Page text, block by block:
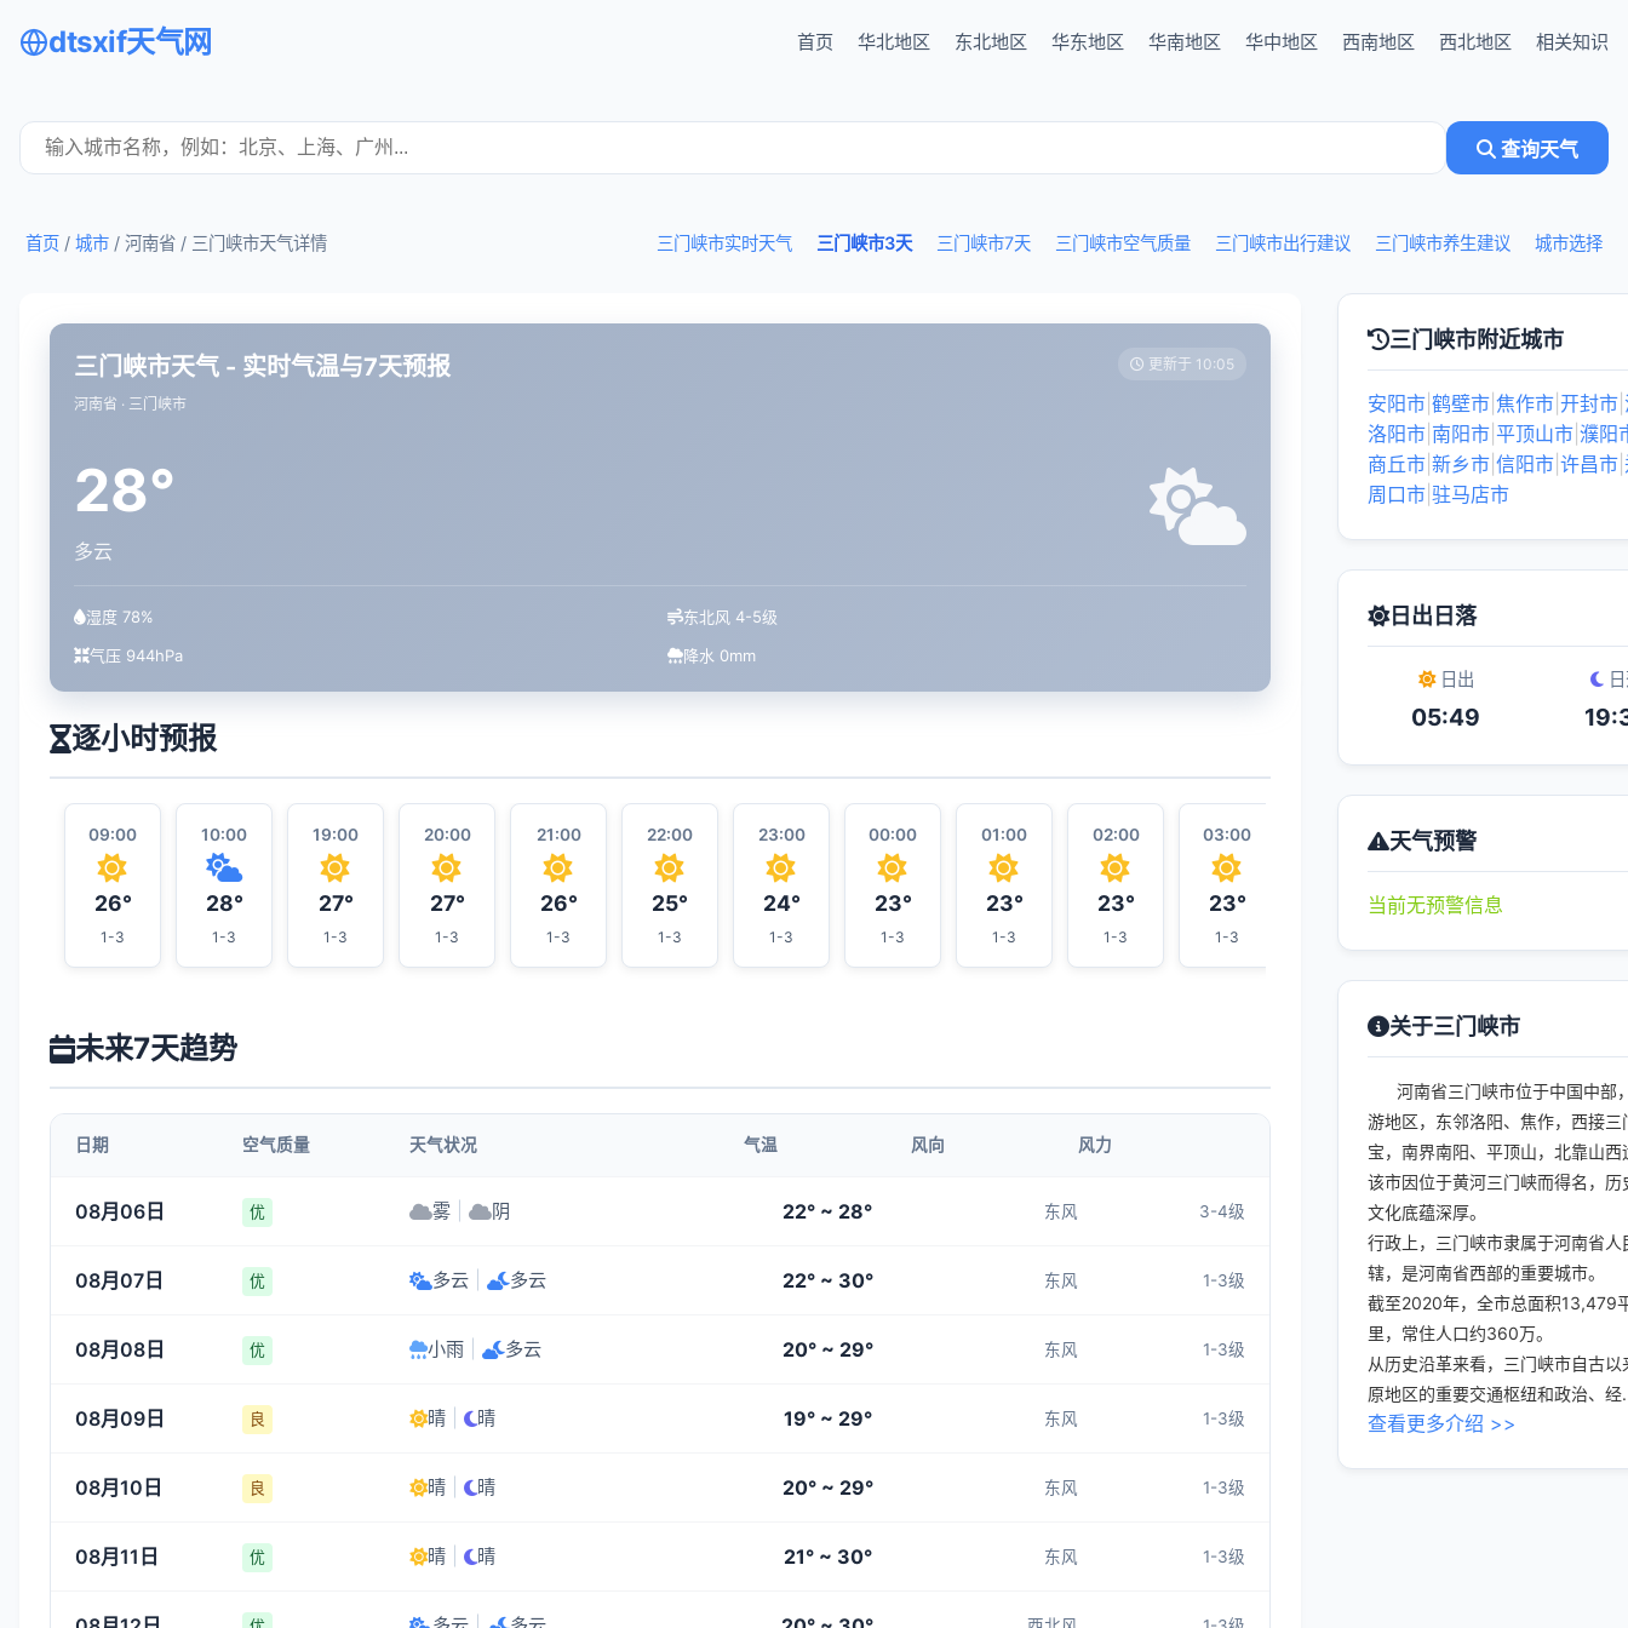
dtsxif天气网 首页 华北地区 东北地区 华东地区 华南地区 华中地区 西南地区 西北地区 相关知识
查询天气
三门峡市实时天气 三门峡市3天 三门峡市7天 三门峡市空气质量 三门峡市出行建议 三门峡市养生建议 城市选择
首页 / 城市 / 河南省 / 三门峡市天气详情
三门峡市天气 - 实时气温与7天预报
河南省 · 三门峡市
更新于 10:05
28°
多云
湿度 78%
东北风 4-5级
气压 944hPa
降水 0mm
逐小时预报
09:00
26°
1-3
10:00
28°
1-3
19:00
27°
1-3
20:00
27°
1-3
21:00
26°
1-3
22:00
25°
1-3
23:00
24°
1-3
00:00
23°
1-3
01:00
23°
1-3
02:00
23°
1-3
03:00
23°
1-3
11:00
29°
未来7天趋势
日期 空气质量 天气状况 气温 风向 风力
08月06日 优 雾 阴 22° ~ 28° 东风 3-4级
08月07日 优 多云 多云 22° ~ 30° 东风 1-3级
08月08日 优 小雨 多云 20° ~ 29° 东风 1-3级
08月09日 良 晴 晴 19° ~ 29° 东风 1-3级
08月10日 良 晴 晴 20° ~ 29° 东风 1-3级
08月11日 优 晴 晴 21° ~ 30° 东风 1-3级
三门峡市附近城市
安阳市 鹤壁市 焦作市 开封市
洛阳市 南阳市 平顶山市 濮阳
商丘市 新乡市 信阳市 许昌市
周口市 驻马店市
日出日落
日出
05:49
日
天气预警
当前无预警信息
关于三门峡市
河南省三门峡市位于中国中部
游地区，东邻洛阳、焦作，西接三
宝，南界南阳、平顶山，北靠山西
该市因位于黄河三门峡而得名，历
文化底蕴深厚。
行政上，三门峡市隶属于河南省人
辖，是河南省西部的重要城市。
截至2020年，全市总面积13,479
里，常住人口约360万。
从历史沿革来看，三门峡市自古以
原地区的重要交通枢纽和政治、经
查看更多介绍 >>